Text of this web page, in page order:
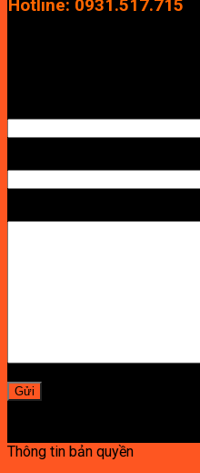
Hotline: 0931.517.715
Thông tin bản quyền